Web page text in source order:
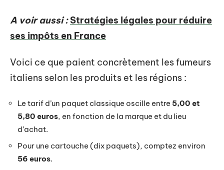
A voir aussi : Stratégies légales pour réduire
ses impôts en France
Voici ce que paient concrètement les fumeurs
italiens selon les produits et les régions :
Le tarif d’un paquet classique oscille entre 5,00 et
5,80 euros, en fonction de la marque et du lieu
d’achat.
Pour une cartouche (dix paquets), comptez environ
56 euros.